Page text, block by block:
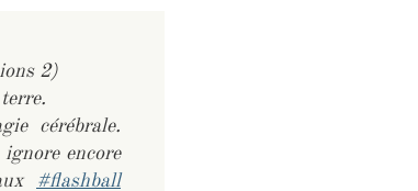
2)
cérébrale.
encore
#flashball